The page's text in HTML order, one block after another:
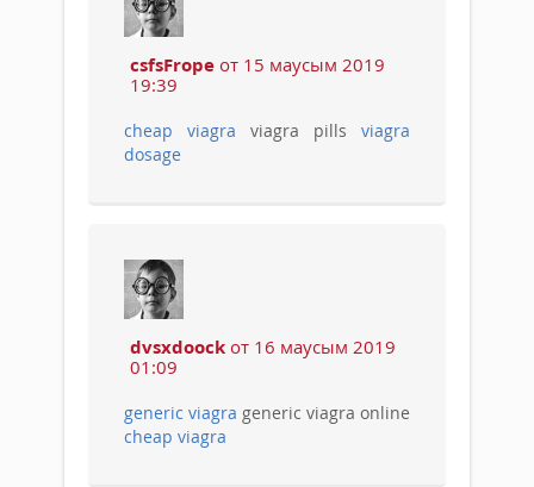
csfsFrope от 15 маусым 2019
19:39
cheap viagra viagra pills viagra
dosage
dvsxdoock от 16 маусым 2019
01:09
generic viagra generic viagra online
cheap viagra